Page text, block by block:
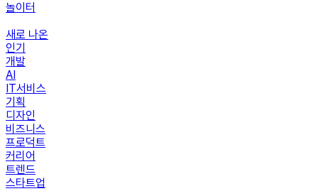
놀이터
새로 나온
인기
개발
AI
IT서비스
기획
디자인
비즈니스
프로덕트
커리어
트렌드
스타트업